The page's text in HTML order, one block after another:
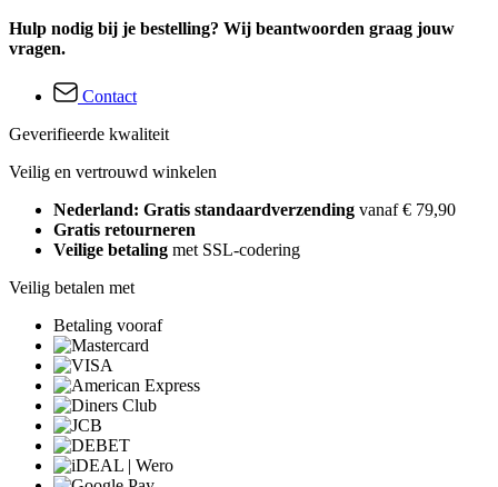
Hulp nodig bij je bestelling? Wij beantwoorden graag jouw
vragen.
Contact
Geverifieerde kwaliteit
Veilig en vertrouwd winkelen
Nederland: Gratis standaardverzending vanaf € 79,90
Gratis retourneren
Veilige betaling met SSL-codering
Veilig betalen met
Betaling vooraf